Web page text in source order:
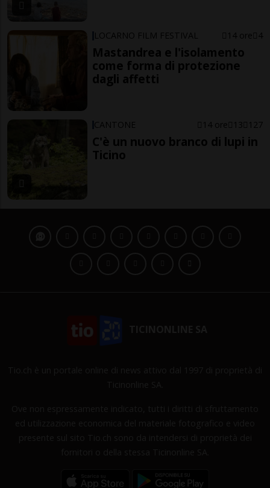
LOCARNO FILM FESTIVAL 14 ore 4
Mastandrea e l'isolamento
come forma di protezione
dagli affetti
CANTONE 14 ore 13 127
C'è un nuovo branco di lupi in
Ticino